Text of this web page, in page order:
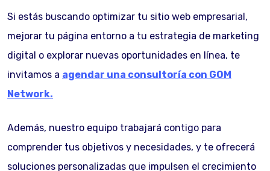
Si estás buscando optimizar tu sitio web empresarial,
mejorar tu página entorno a tu estrategia de marketing
digital o explorar nuevas oportunidades en línea, te
invitamos a agendar una consultoría con GOM
Network.
Además, nuestro equipo trabajará contigo para
comprender tus objetivos y necesidades, y te ofrecerá
soluciones personalizadas que impulsen el crecimiento